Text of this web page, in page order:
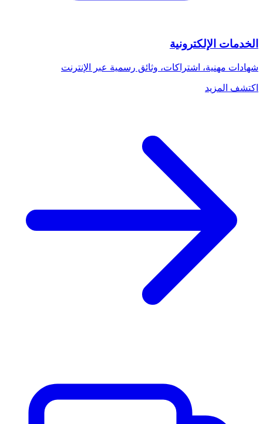
الخدمات الإلكترونية
شهادات مهنية، اشتراكات، وثائق رسمية عبر الإنترنت
اكتشف المزيد